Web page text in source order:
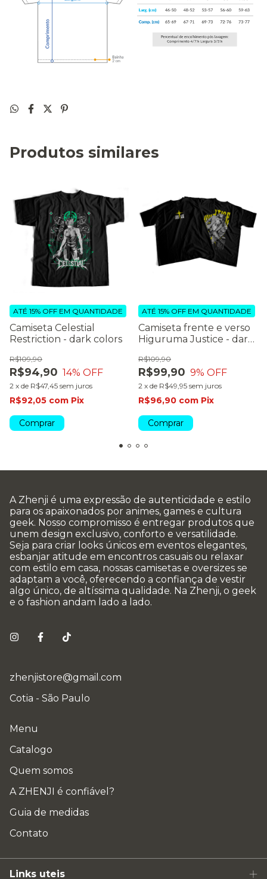
Produtos similares
Camiseta Celestial
Restriction - dark colors
R$94,90
R$109,90
14% OFF
2 x de R$47,45 sem juros
ATÉ 15% OFF EM QUANTIDADE
R$92,05 com Pix
Comprar
Camiseta frente e verso
Higuruma Justice - dark
R$99,90
R$109,90
9% OFF
2 x de R$49,95 sem juros
ATÉ 15% OFF EM QUANTIDADE
R$96,90 com Pix
Comprar
A Zhenji é uma expressão de autenticidade e estilo
para os apaixonados por animes, games e cultura
geek. Nosso compromisso é entregar produtos que
unem design exclusivo, conforto e versatilidade.
Seja para criar looks únicos em eventos elegantes,
esbanjar atitude em encontros casuais ou relaxar
com estilo em casa, nossas camisetas e oversizes se
adaptam a você, oferecendo a confiança de vestir
algo único, de altíssima qualidade. Na Zhenji, o geek
e o fashion andam lado a lado.
zhenjistore@gmail.com
Cotia - São Paulo
Menu
Catalogo
Quem somos
A ZHENJI é confiável?
Guia de medidas
Contato
Links uteis